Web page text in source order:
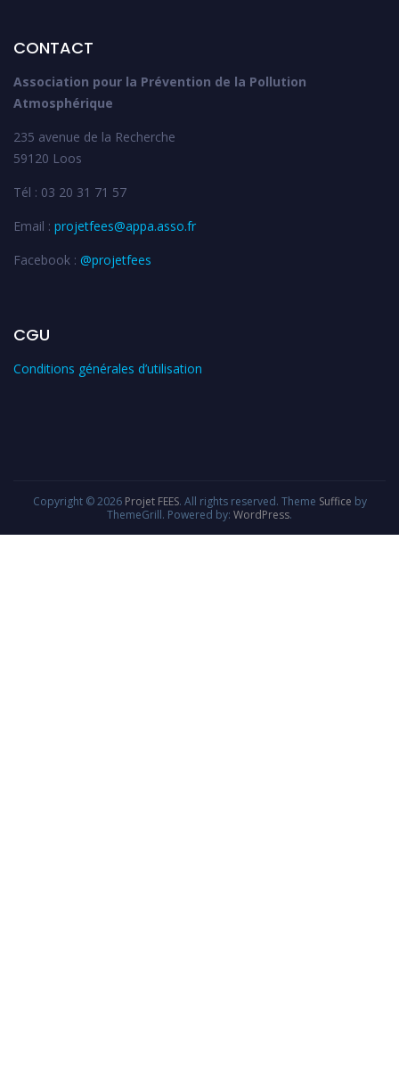
CONTACT
Association pour la Prévention de la Pollution
Atmosphérique
235 avenue de la Recherche
59120 Loos
Tél : 03 20 31 71 57
Email : projetfees@appa.asso.fr
Facebook : @projetfees
CGU
Conditions générales d’utilisation
Copyright © 2026 Projet FEES. All rights reserved. Theme Suffice by
ThemeGrill. Powered by: WordPress.